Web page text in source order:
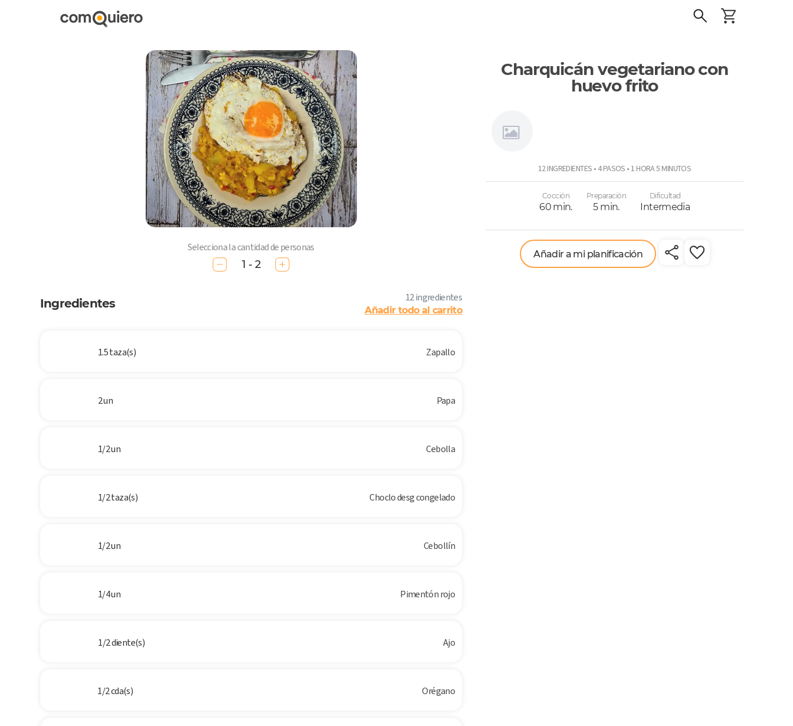
Charquicán vegetariano con
huevo frito
12 INGREDIENTES • 4 PASOS • 1 HORA 5 MINUTOS
Cocción
60 min.
Preparación
5 min.
Dificultad
Intermedia
Añadir a mi planificación
Selecciona la cantidad de personas
1 - 2
Ingredientes 12 ingredientes
Añadir todo al carrito
1.5 taza(s) Zapallo
2 un Papa
1/2 un Cebolla
1/2 taza(s) Choclo desg congelado
1/2 un Cebollín
1/4 un Pimentón rojo
1/2 diente(s) Ajo
1/2 cda(s) Orégano